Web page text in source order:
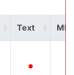
Text